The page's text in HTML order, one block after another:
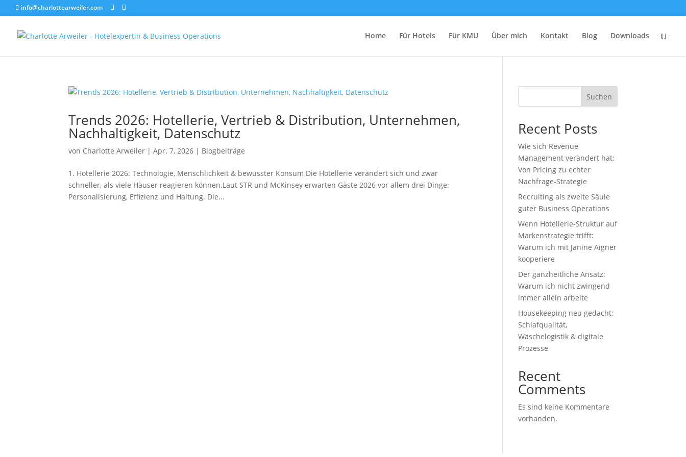
info@charlottearweiler.com
Home Für Hotels Für KMU Über mich Kontakt Blog Downloads
Trends 2026: Hotellerie, Vertrieb & Distribution, Unternehmen,
Nachhaltigkeit, Datenschutz
von Charlotte Arweiler |Apr. 7, 2026 | Blogbeiträge
1. Hotellerie 2026: Technologie, Menschlichkeit & bewusster Konsum Die Hotellerie verändert sich und zwar
schneller, als viele Häuser reagieren können.Laut STR und McKinsey erwarten Gäste 2026 vor allem drei Dinge:
Personalisierung, Effizienz und Haltung. Die...
Suchen
Recent Posts
Wie sich Revenue
Management verändert hat:
Von Pricing zu echter
Nachfrage‑Strategie
Recruiting als zweite Säule
guter Business Operations
Wenn Hotellerie‑Struktur auf
Markenstrategie trifft:
Warum ich mit Janine Aigner
kooperiere
Der ganzheitliche Ansatz:
Warum ich nicht zwingend
immer allein arbeite
Housekeeping neu gedacht:
Schlafqualität,
Wäschelogistik & digitale
Prozesse
Recent
Comments
Es sind keine Kommentare
vorhanden.